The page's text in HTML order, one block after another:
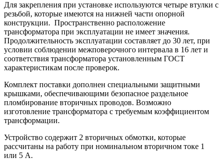
Для закрепления при установке используются четыре втулки с
резьбой, которые имеются на нижней части опорной
конструкции. Пространственно расположение
трансформатора при эксплуатации не имеет значения.
Продолжительность эксплуатации составляет до 30 лет, при
условии соблюдении межповерочного интервала в 16 лет и
соответствия трансформатора установленным ГОСТ
характеристикам после проверок.
Комплект поставки дополнен специальными защитными
крышками, обеспечивающими безопасное раздельное
пломбирование вторичных проводов. Возможно
изготовление трансформатора с требуемым коэффициентом
трансформации.
Устройство содержит 2 вторичных обмотки, которые
рассчитаны на работу при номинальном вторичном токе 1
или 5 А.